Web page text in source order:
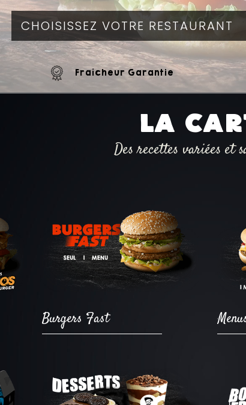
Fraîcheur Garantie
LA
Des recettes variées et
Burgers Fast
Ajouter